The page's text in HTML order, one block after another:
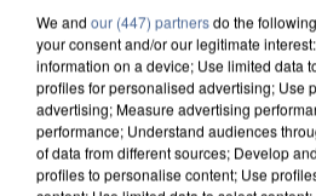
Un cofondateur du réseau
quelques jours plus tôt.
We and our (447) partnersdo the
your consent and/or our legitimate
information on a device; Use limited data
profiles for personalised advertising; Use
advertising; Measure advertising
performance; Understand audiences
of data from different sources; Develop
profiles to personalise content; Use